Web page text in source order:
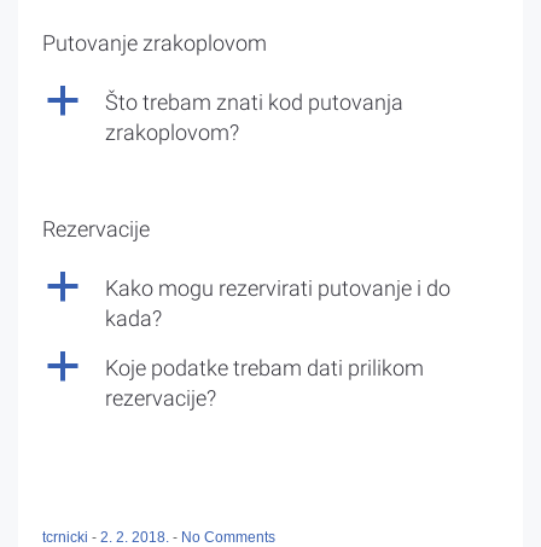
Putovanje zrakoplovom
a
Što trebam znati kod putovanja
zrakoplovom?
Rezervacije
a
Kako mogu rezervirati putovanje i do
kada?
a
Koje podatke trebam dati prilikom
rezervacije?
tcrnicki - 2. 2. 2018. - No Comments